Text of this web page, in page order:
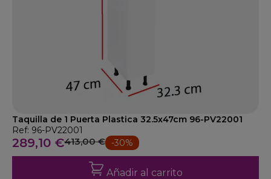
Taquilla de 1 Puerta Plastica 32.5x47cm 96-PV22001
Ref: 96-PV22001
289,10 €413,00 € -30%
Añadir al carrito